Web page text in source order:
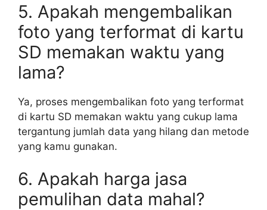
5. Apakah mengembalikan
foto yang terformat di kartu
SD memakan waktu yang
lama?
Ya, proses mengembalikan foto yang terformat
di kartu SD memakan waktu yang cukup lama
tergantung jumlah data yang hilang dan metode
yang kamu gunakan.
6. Apakah harga jasa
pemulihan data mahal?